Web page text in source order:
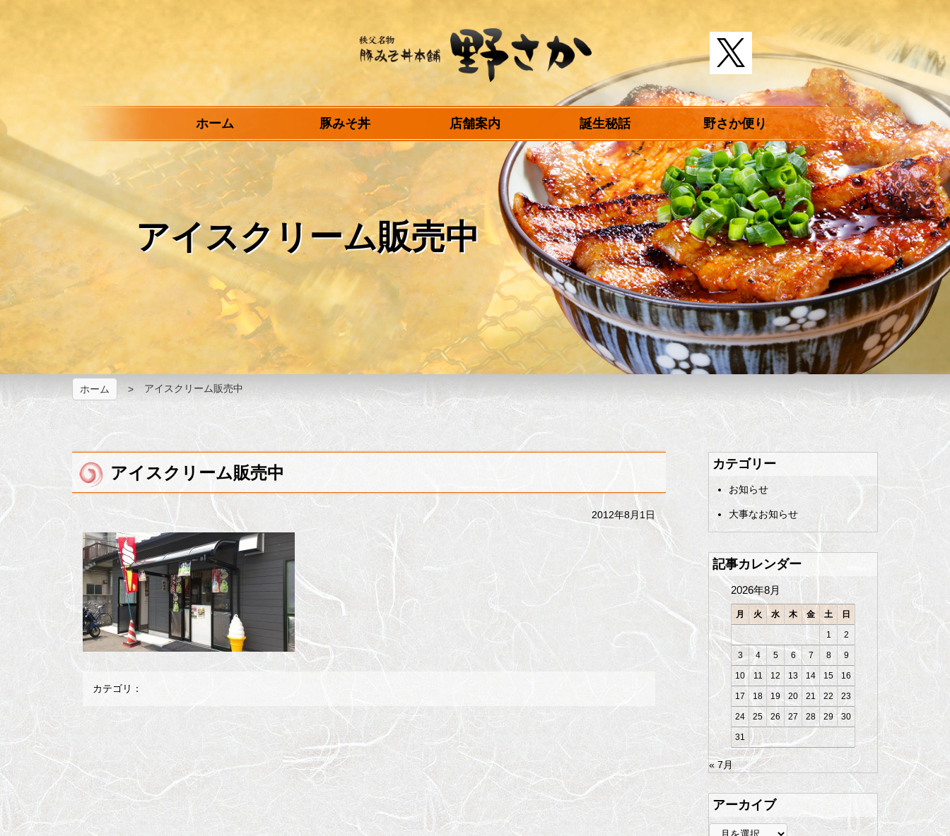
へ
ス
秩父名物 豚みそ丼
本舗 野さか
ホーム 豚みそ丼 店舗案内 誕生秘話 野さか便り
アイスクリーム販売中
ホーム アイスクリーム販売中
アイスクリーム販売中
2012年8月1日
カテゴリ：
ン
コ
ジ
の
カテゴリー
お知らせ
大事なお知らせ
記事カレンダー
2026年8月
月 火 水 木 金 土 日
1 2
3 4 5 6 7 8 9
10 11 12 13 14 15 16
17 18 19 20 21 22 23
24 25 26 27 28 29 30
31
« 7月
アーカイブ
ア